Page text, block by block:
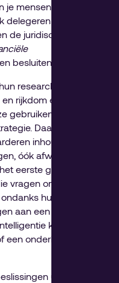
je mensen en aan het
delegeren aan een
de juridische
besluiten?
research uiteraard
rijkdom en snelheid
gebruiken bij
Daar is veel winst
inhoudelijke
óók afwijkende
eerste gezicht
vragen om een
hun
aan een algemeen
kan prima
een onderbouwing
uiteindelijk op